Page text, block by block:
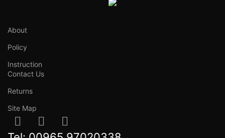
About
Policy
Instruction
Contact Us
Returns
Site Map